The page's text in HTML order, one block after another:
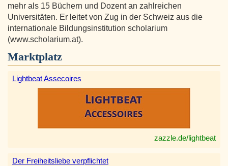
mehr als 15 Büchern und Dozent an zahlreichen
Universitäten. Er leitet von Zug in der Schweiz aus die
internationale Bildungsinstitution scholarium
(www.scholarium.at).
Marktplatz
Lightbeat Assecoires
zazzle.de/lightbeat
Der Freiheitsliebe verpflichtet